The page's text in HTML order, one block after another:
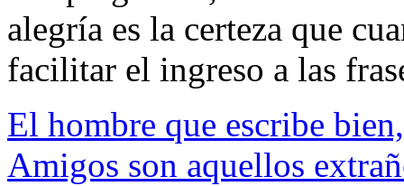
alegría es la certeza que
facilitar el ingreso a las
El hombre que escribe
Amigos son aquellos